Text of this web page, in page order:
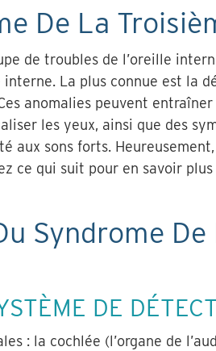
De La
de troubles de l’oreille
La plus connue est la
anomalies peuvent
les yeux, ainsi que des
aux sons forts.
ce qui suit pour en savoir
Syndrome
DE
: la cochlée (l’organe de